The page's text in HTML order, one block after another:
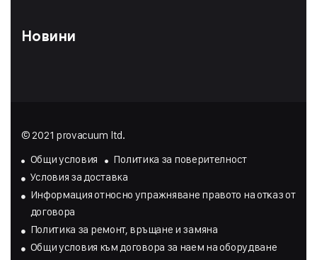
Новини
© 2021 provacuum ltd.
Общи условия
Политика за поверителност
Условия за доставка
Инфopмaция oтнocнo yпpaжнявaнe пpaвoтo нa oтĸaз oт
дoгoвopa
Политика за ремонт, връщане и замяна
Общи условия към договора за наем на оборудване